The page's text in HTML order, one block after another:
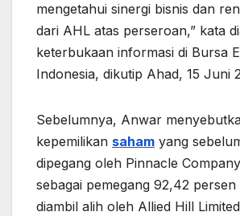
mengetahui sinergi bisnis dan
dari AHL atas perseroan,” kata
keterbukaan informasi di Bursa
Indonesia, dikutip Ahad, 15 Juni
Sebelumnya, Anwar
kepemilikan saham yang
dipegang oleh Pinnacle
sebagai pemegang 92,42
diambil alih oleh Allied Hill